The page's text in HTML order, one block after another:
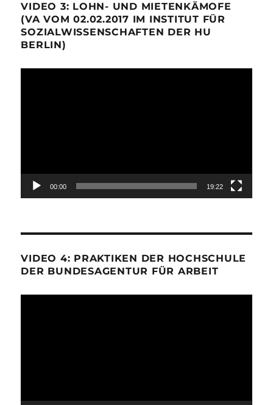
VIDEO 3: LOHN- UND MIETENKÄMOFE
(VA VOM 02.02.2017 IM INSTITUT FÜR
SOZIALWISSENSCHAFTEN DER HU
BERLIN)
00:00 19:22
VIDEO 4: PRAKTIKEN DER HOCHSCHULE
DER BUNDESAGENTUR FÜR ARBEIT